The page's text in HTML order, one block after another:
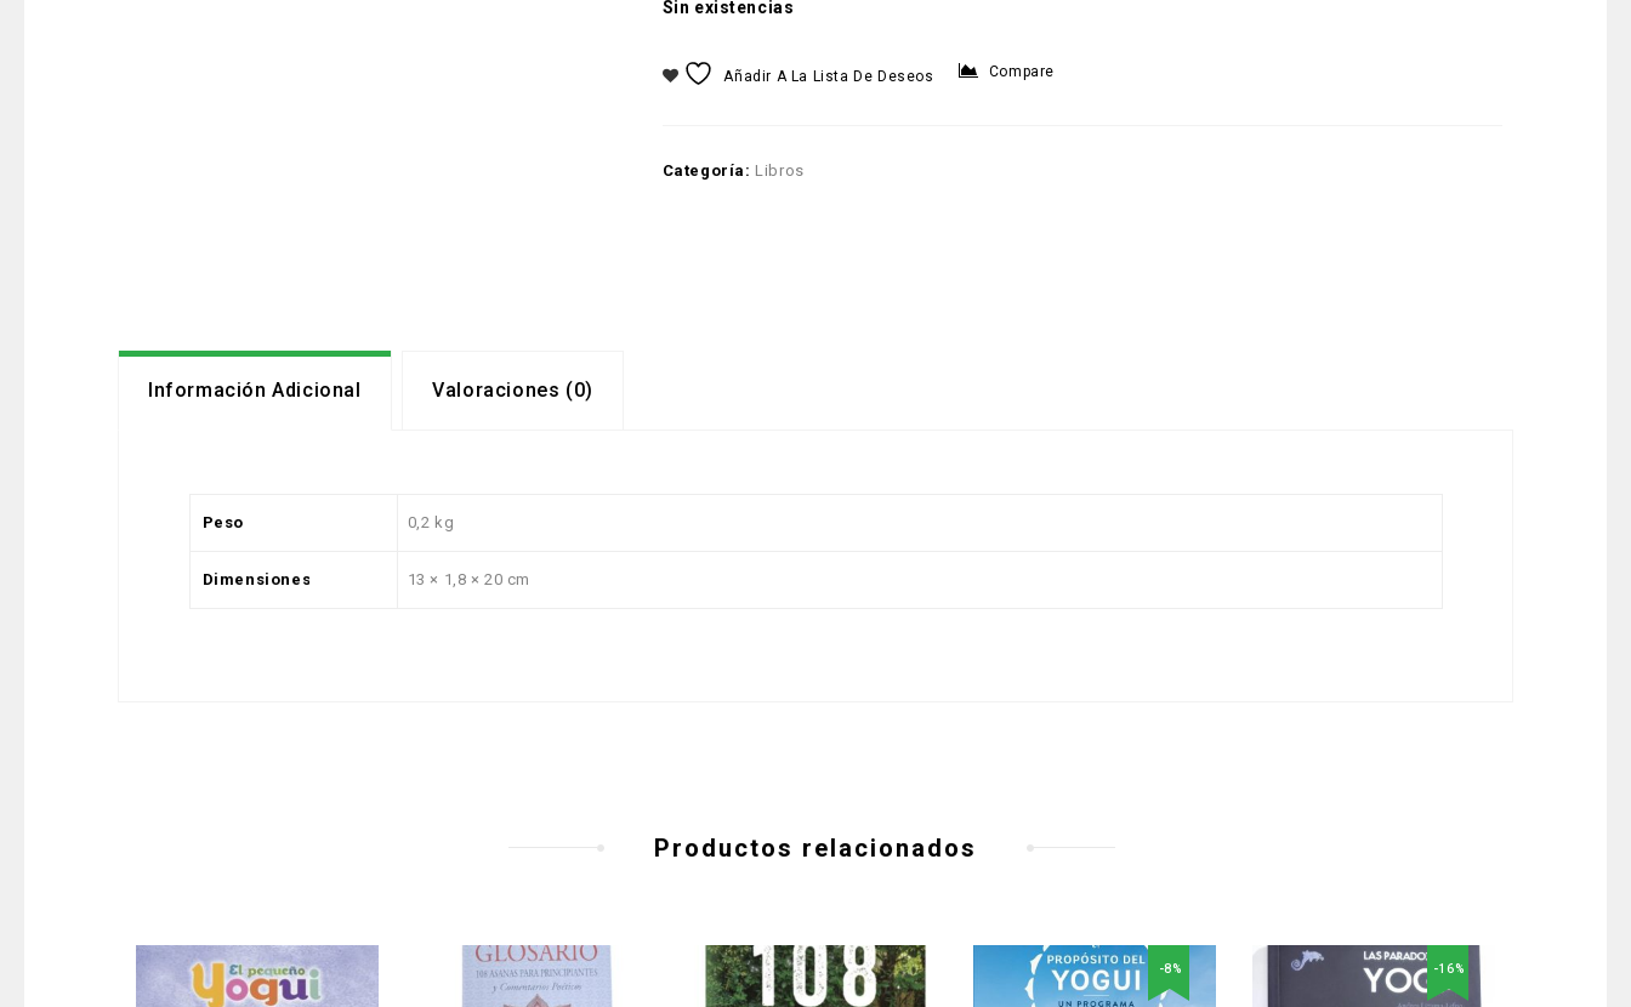
Sin existencias
Añadir A La Lista De Deseos Compare
Categoría: Libros
Información Adicional Valoraciones (0)
Peso 0,2 kg
Dimensiones 13 × 1,8 × 20 cm
Productos relacionados
-8% -16%